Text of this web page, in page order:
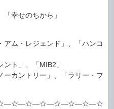
幸せのちから」
・レジェンド」、「ハンコ
ト」、「MIB2」
ントリー」、「ラリー・フ